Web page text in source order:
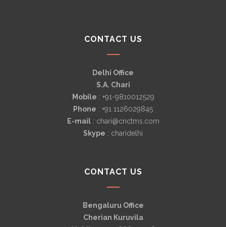
CONTACT US
Delhi Office
S.A. Chari
Mobile : +91-9810012529
Phone : +91 1126029845
E-mail: chari@cnctms.com
Skype : charidelhi
CONTACT US
Bengaluru Office
Cherian Kuruvila